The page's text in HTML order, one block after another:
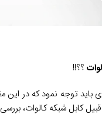
؟؟!!
توجه نمود که در این
کابل شبکه کالوات،